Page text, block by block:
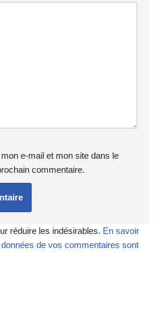
e-mail et mon site dans le
commentaire.
réduire les indésirables. En savoir
de vos commentaires sont